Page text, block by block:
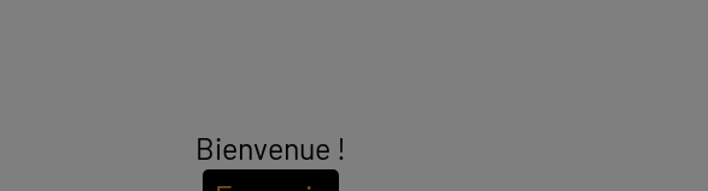
Bienvenue !